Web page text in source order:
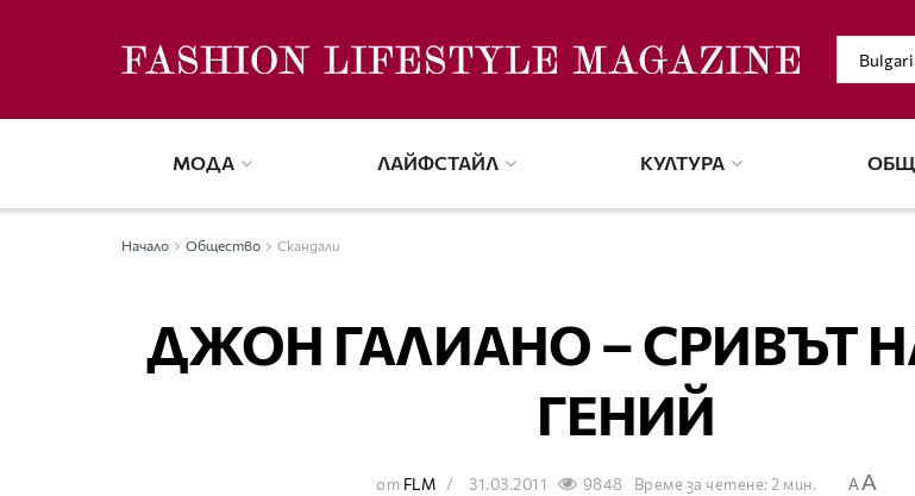
МОДА ЛАЙФСТАЙЛ КУЛТУРА
Начало Общество Скандали
ДЖОН ГАЛИАНО – СРИВЪТ
ГЕНИЙ
от FLM 31.03.2011 9848 Време за четене: 2 мин. AA